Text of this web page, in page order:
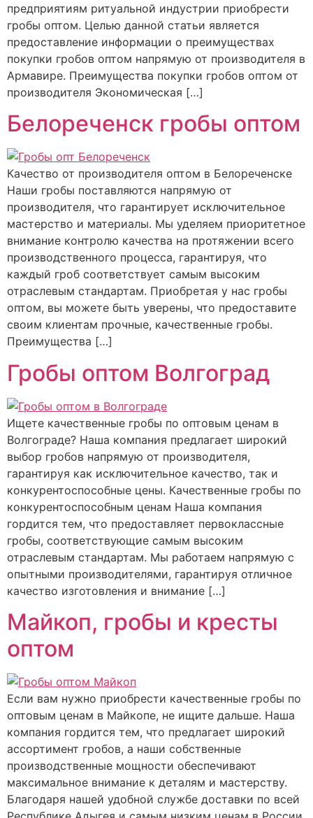
предприятиям ритуальной индустрии приобрести
гробы оптом. Целью данной статьи является
предоставление информации о преимуществах
покупки гробов оптом напрямую от производителя в
Армавире. Преимущества покупки гробов оптом от
производителя Экономическая […]
Белореченск гробы оптом
Качество от производителя оптом в Белореченске
Наши гробы поставляются напрямую от
производителя, что гарантирует исключительное
мастерство и материалы. Мы уделяем приоритетное
внимание контролю качества на протяжении всего
производственного процесса, гарантируя, что
каждый гроб соответствует самым высоким
отраслевым стандартам. Приобретая у нас гробы
оптом, вы можете быть уверены, что предоставите
своим клиентам прочные, качественные гробы.
Преимущества […]
Гробы оптом Волгоград
Ищете качественные гробы по оптовым ценам в
Волгограде? Наша компания предлагает широкий
выбор гробов напрямую от производителя,
гарантируя как исключительное качество, так и
конкурентоспособные цены. Качественные гробы по
конкурентоспособным ценам Наша компания
гордится тем, что предоставляет первоклассные
гробы, соответствующие самым высоким
отраслевым стандартам. Мы работаем напрямую с
опытными производителями, гарантируя отличное
качество изготовления и внимание […]
Майкоп, гробы и кресты
оптом
Если вам нужно приобрести качественные гробы по
оптовым ценам в Майкопе, не ищите дальше. Наша
компания гордится тем, что предлагает широкий
ассортимент гробов, а наши собственные
производственные мощности обеспечивают
максимальное внимание к деталям и мастерству.
Благодаря нашей удобной службе доставки по всей